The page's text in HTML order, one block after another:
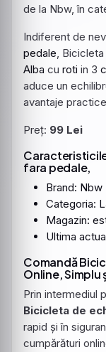
de la Nbw, în
Indiferent de
pedale, Bicicleta
Alba cu roti in 3
aduce un
avantaje
Preț: 99 Lei
fara pedale,
Brand: Nbw
Categoria:
Magazin:
Ultima
Comandă
Online, Simplu
Prin intermediul
Bicicleta de
rapid și în
cumpărături